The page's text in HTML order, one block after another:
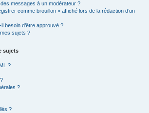
messages à un modérateur ?
comme brouillon » affiché lors de la rédaction d’un
besoin d’être approuvé ?
sujets ?
sujets
?
?
?